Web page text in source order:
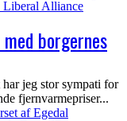
borgernes
jeg stor sympati for
fjernvarmepriser...
af Egedal